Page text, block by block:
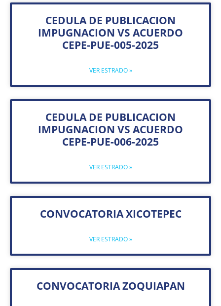
CEDULA DE PUBLICACION
IMPUGNACION VS ACUERDO
CEPE-PUE-005-2025
VER ESTRADO »
CEDULA DE PUBLICACION
IMPUGNACION VS ACUERDO
CEPE-PUE-006-2025
VER ESTRADO »
CONVOCATORIA XICOTEPEC
VER ESTRADO »
CONVOCATORIA ZOQUIAPAN